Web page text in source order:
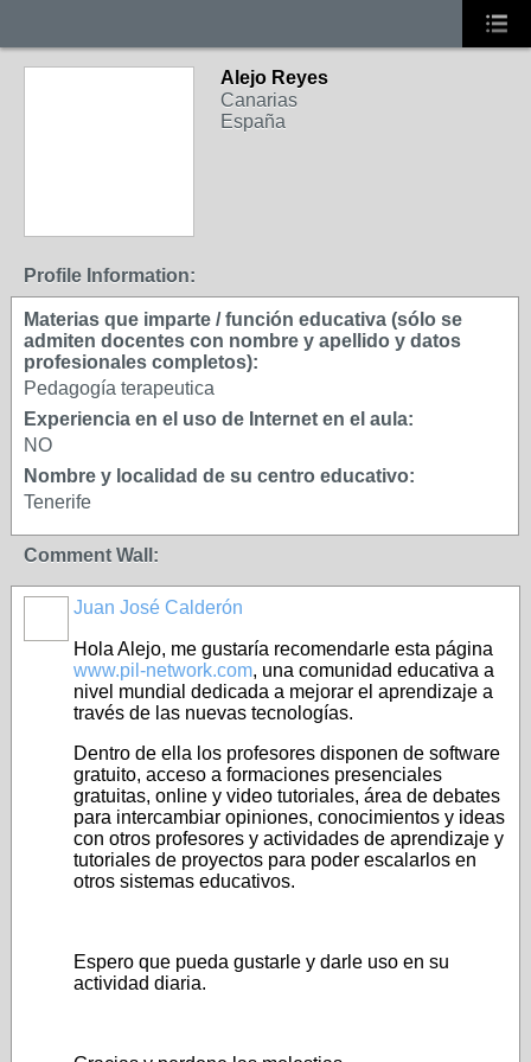
Alejo Reyes
Canarias
España
Profile Information:
Materias que imparte / función educativa (sólo se
admiten docentes con nombre y apellido y datos
profesionales completos):
Pedagogía terapeutica
Experiencia en el uso de Internet en el aula:
NO
Nombre y localidad de su centro educativo:
Tenerife
Comment Wall:
Juan José Calderón
Hola Alejo, me gustaría recomendarle esta página
www.pil-network.com, una comunidad educativa a
nivel mundial dedicada a mejorar el aprendizaje a
través de las nuevas tecnologías.
Dentro de ella los profesores disponen de software
gratuito, acceso a formaciones presenciales
gratuitas, online y video tutoriales, área de debates
para intercambiar opiniones, conocimientos y ideas
con otros profesores y actividades de aprendizaje y
tutoriales de proyectos para poder escalarlos en
otros sistemas educativos.
Espero que pueda gustarle y darle uso en su
actividad diaria.